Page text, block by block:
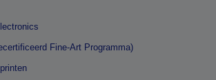
Fine-Art Programma)